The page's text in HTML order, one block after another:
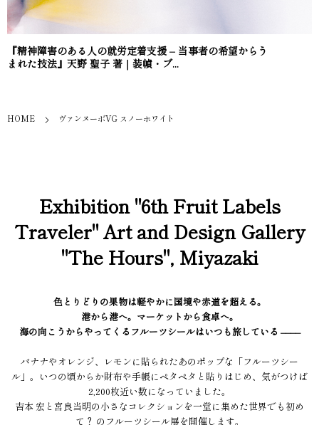
『精神障害のある人の就労定着支援 – 当事者の希望からう
まれた技法』天野 聖子 著｜装幀・ブ...
HOME ヴァンヌーボVG スノーホワイト
Exhibition "6th Fruit Labels
Traveler" Art and Design Gallery
"The Hours", Miyazaki
色とりどりの果物は軽やかに国境や赤道を超える。
港から港へ。マーケットから食卓へ。
海の向こうからやってくるフルーツシールはいつも旅している ––––
バナナやオレンジ、レモンに貼られたあのポップな「フルーツシー
ル」。いつの頃からか財布や手帳にペタペタと貼りはじめ、気がつけば
2,200枚近い数になっていました。
吉本 宏と宮良当明の小さなコレクションを一堂に集めた世界でも初め
て？ のフルーツシール展を開催します。